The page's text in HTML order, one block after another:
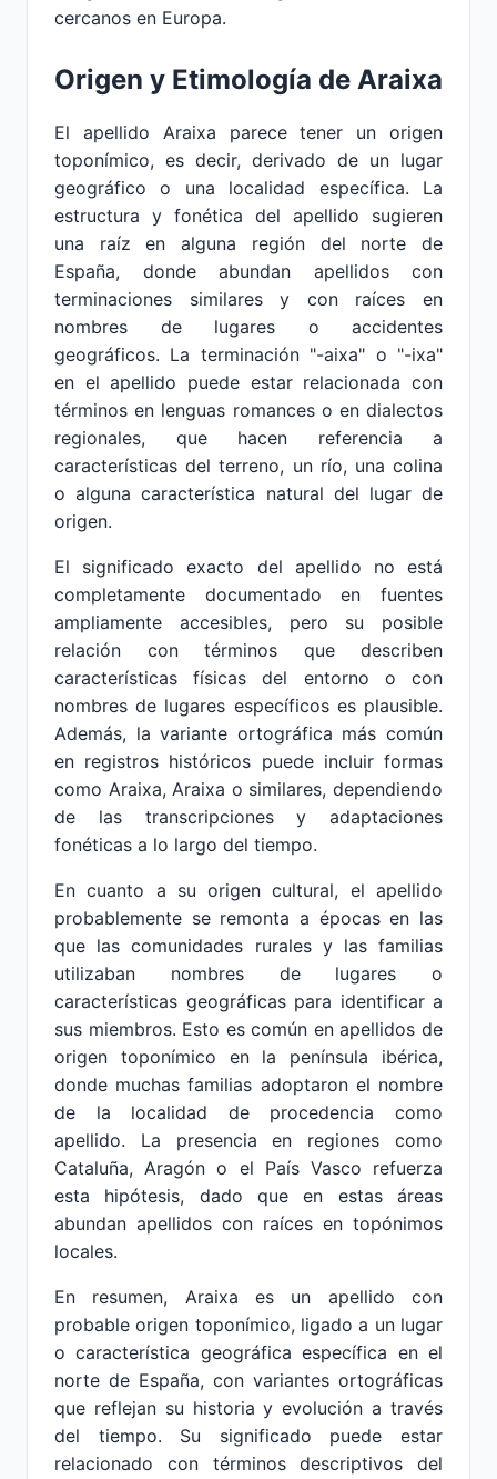
cercanos en Europa.
Origen y Etimología de Araixa
El apellido Araixa parece tener un origen
toponímico, es decir, derivado de un lugar
geográfico o una localidad específica. La
estructura y fonética del apellido sugieren
una raíz en alguna región del norte de
España, donde abundan apellidos con
terminaciones similares y con raíces en
nombres de lugares o accidentes
geográficos. La terminación "-aixa" o "-ixa"
en el apellido puede estar relacionada con
términos en lenguas romances o en dialectos
regionales, que hacen referencia a
características del terreno, un río, una colina
o alguna característica natural del lugar de
origen.
El significado exacto del apellido no está
completamente documentado en fuentes
ampliamente accesibles, pero su posible
relación con términos que describen
características físicas del entorno o con
nombres de lugares específicos es plausible.
Además, la variante ortográfica más común
en registros históricos puede incluir formas
como Araixa, Araixa o similares, dependiendo
de las transcripciones y adaptaciones
fonéticas a lo largo del tiempo.
En cuanto a su origen cultural, el apellido
probablemente se remonta a épocas en las
que las comunidades rurales y las familias
utilizaban nombres de lugares o
características geográficas para identificar a
sus miembros. Esto es común en apellidos de
origen toponímico en la península ibérica,
donde muchas familias adoptaron el nombre
de la localidad de procedencia como
apellido. La presencia en regiones como
Cataluña, Aragón o el País Vasco refuerza
esta hipótesis, dado que en estas áreas
abundan apellidos con raíces en topónimos
locales.
En resumen, Araixa es un apellido con
probable origen toponímico, ligado a un lugar
o característica geográfica específica en el
norte de España, con variantes ortográficas
que reflejan su historia y evolución a través
del tiempo. Su significado puede estar
relacionado con términos descriptivos del